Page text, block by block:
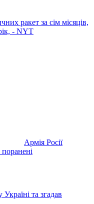
ракет за сім місяців,
- NYT
Армія Росії
та згадав